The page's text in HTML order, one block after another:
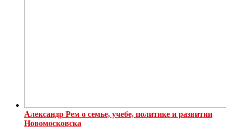
Александр Рем о семье, учебе, политике и развитии
Новомосковска